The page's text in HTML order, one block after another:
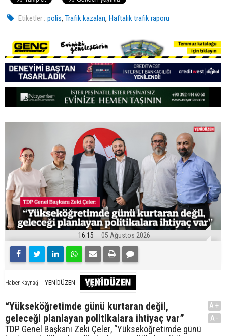
Etiketler : polis,Trafik kazaları,Haftalık trafik raporu
16:15 05 Ağustos 2026
Haber Kaynağı YENİDÜZEN
“Yükseköğretimde günü kurtaran değil,
geleceği planlayan politikalara ihtiyaç var”
TDP Genel Başkanı Zeki Çeler, “Yükseköğretimde günü
A+
A-